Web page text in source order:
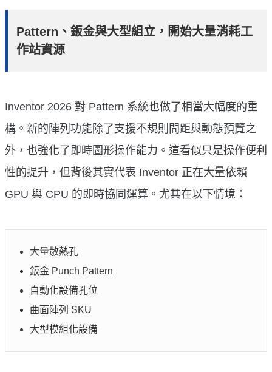
Pattern、鈑金與大型組立，開始大量消耗工
作站資源
Inventor 2026 對 Pattern 系統也做了相當大幅度的重
構。新的陣列功能除了支援不規則間距與動態預覽之
外，也強化了即時圖形操作能力。這看似只是操作便利
性的提升，但背後其實代表 Inventor 正在大量依賴
GPU 與 CPU 的即時協同運算。尤其在以下情境：
大量散熱孔
鈑金 Punch Pattern
自動化設備孔位
曲面陣列 SKU
大型模組化設備